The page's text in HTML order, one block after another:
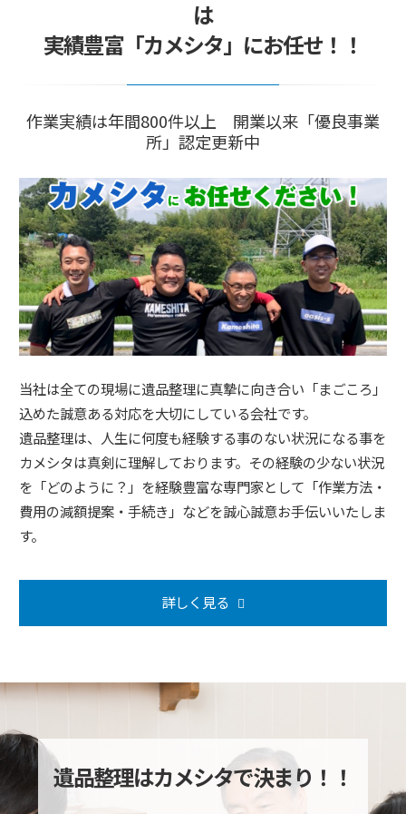
は
実績豊富「カメシタ」にお任せ！！
作業実績は年間800件以上 開業以来「優良事業
所」認定更新中
当社は全ての現場に遺品整理に真摯に向き合い「まごころ」
込めた誠意ある対応を大切にしている会社です。
遺品整理は、人生に何度も経験する事のない状況になる事を
カメシタは真剣に理解しております。その経験の少ない状況
を「どのように？」を経験豊富な専門家として「作業方法・
費用の減額提案・手続き」などを誠心誠意お手伝いいたしま
す。
詳しく見る
遺品整理はカメシタで決まり！！